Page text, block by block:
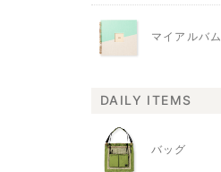
マイアルバム
DAILY ITEMS
バッグ